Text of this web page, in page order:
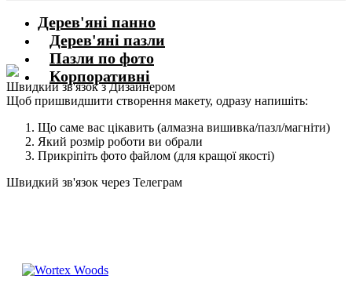
Дерев'яні панно
Дерев'яні пазли
Пазли по фото
Корпоративні
Швидкий зв'язок з Дизайнером
Щоб пришвидшити створення макету, одразу напишіть:
Що саме вас цікавить (алмазна вишивка/пазл/магніти)
Який розмір роботи ви обрали
Прикріпіть фото файлом (для кращої якості)
Швидкий зв'язок через Телеграм